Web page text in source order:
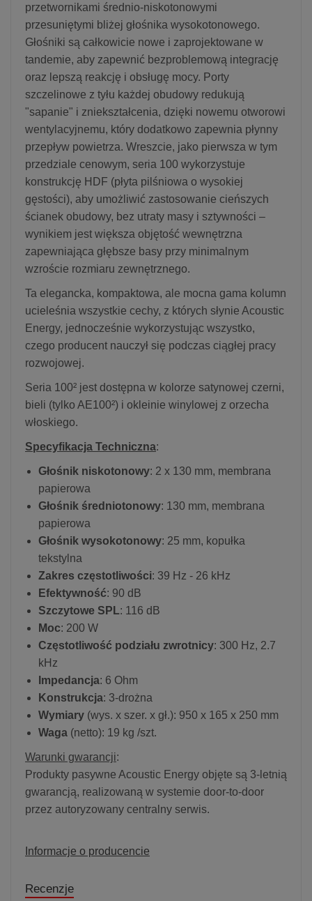
przetwornikami średnio-niskotonowymi
przesuniętymi bliżej głośnika wysokotonowego.
Głośniki są całkowicie nowe i zaprojektowane w
tandemie, aby zapewnić bezproblemową integrację
oraz lepszą reakcję i obsługę mocy. Porty
szczelinowe z tyłu każdej obudowy redukują
"sapanie" i zniekształcenia, dzięki nowemu otworowi
wentylacyjnemu, który dodatkowo zapewnia płynny
przepływ powietrza. Wreszcie, jako pierwsza w tym
przedziale cenowym, seria 100 wykorzystuje
konstrukcję HDF (płyta pilśniowa o wysokiej
gęstości), aby umożliwić zastosowanie cieńszych
ścianek obudowy, bez utraty masy i sztywności –
wynikiem jest większa objętość wewnętrzna
zapewniająca głębsze basy przy minimalnym
wzroście rozmiaru zewnętrznego.
Ta elegancka, kompaktowa, ale mocna gama kolumn
ucieleśnia wszystkie cechy, z których słynie Acoustic
Energy, jednocześnie wykorzystując wszystko,
czego producent nauczył się podczas ciągłej pracy
rozwojowej.
Seria 100² jest dostępna w kolorze satynowej czerni,
bieli (tylko AE100²) i okleinie winylowej z orzecha
włoskiego.
Specyfikacja Techniczna:
Głośnik niskotonowy: 2 x 130 mm, membrana
papierowa
Głośnik średniotonowy: 130 mm, membrana
papierowa
Głośnik wysokotonowy: 25 mm, kopułka
tekstylna
Zakres częstotliwości: 39 Hz - 26 kHz
Efektywność: 90 dB
Szczytowe SPL: 116 dB
Moc: 200 W
Częstotliwość podziału zwrotnicy: 300 Hz, 2.7
kHz
Impedancja: 6 Ohm
Konstrukcja: 3-drożna
Wymiary (wys. x szer. x gł.): 950 x 165 x 250 mm
Waga (netto): 19 kg /szt.
Warunki gwarancji:
Produkty pasywne Acoustic Energy objęte są 3-letnią
gwarancją, realizowaną w systemie door-to-door
przez autoryzowany centralny serwis.
Informacje o producencie
Recenzje